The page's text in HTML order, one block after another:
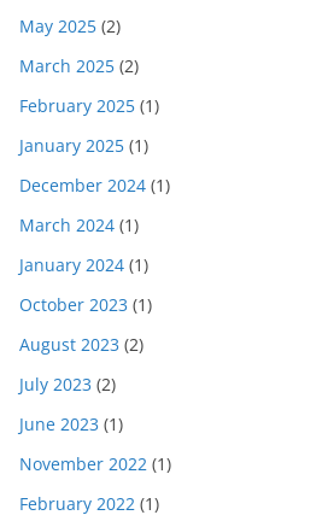
May 2025 (2)
March 2025 (2)
February 2025 (1)
January 2025 (1)
December 2024 (1)
March 2024 (1)
January 2024 (1)
October 2023 (1)
August 2023 (2)
July 2023 (2)
June 2023 (1)
November 2022 (1)
February 2022 (1)